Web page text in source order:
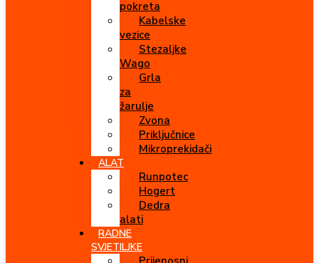
pokreta
Kabelske
vezice
Stezaljke
Wago
Grla
za
žarulje
Zvona
Priključnice
Mikroprekidači
ALAT
Runpotec
Hogert
Dedra
alati
RADNE
SVJETILJKE